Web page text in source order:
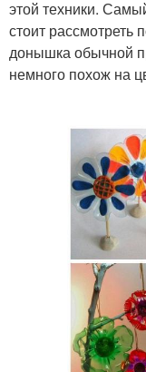
этой техники.
стоит рассмотреть
донышка обычной
немного похож на